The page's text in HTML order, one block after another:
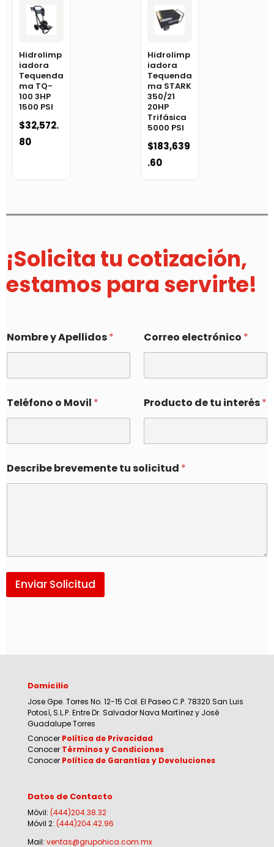
Hidrolimp
iadora
Tequenda
ma TQ-
100 3HP
1500 PSI
$32,572.
80
Hidrolimp
iadora
Tequenda
ma STARK
350/21
20HP
Trifásica
5000 PSI
$183,639
.60
¡Solicita tu cotización,
estamos para servirte!
Nombre y Apellidos* Correo electrónico *
Teléfono o Movil * Producto de tu interés*
Describe brevemente tu solicitud *
Enviar Solicitud
Domicilio
Jose Gpe. Torres No. 12-15 Col. El Paseo C.P. 78320 San Luis
Potosí, S.L.P. Entre Dr. Salvador Nava Martínez y José
Guadalupe Torres
Conocer Política de Privacidad
Conocer Términos y Condiciones
Conocer Política de Garantías y Devoluciones
Datos de Contacto
Móvil: (444)204.38.32
Móvil 2: (444)204.42.96
Mail: ventas@grupohica.com.mx